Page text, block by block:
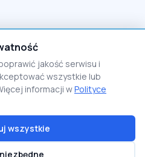
jakość serwisu i
wszystkie lub
informacji wPolityce
wszystkie